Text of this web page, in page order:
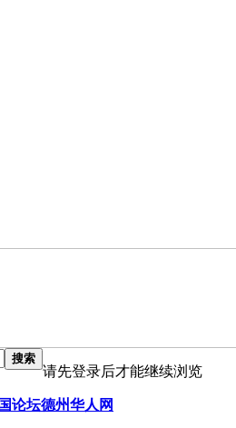
搜索
请先登录后才能继续浏览
论坛德州华人网